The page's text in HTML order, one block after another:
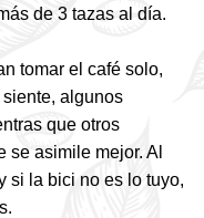
de 3 tazas al día.
tomar el café solo,
algunos
que otros
se asimile mejor. Al
si la bici no es lo tuyo,